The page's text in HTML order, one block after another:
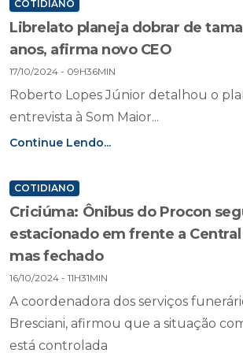
COTIDIANO
Librelato planeja dobrar de
anos, afirma novo CEO
17/10/2024 - 09H36MIN
Roberto Lopes Júnior detalhou o
entrevista à Som Maior...
Continue Lendo...
COTIDIANO
Criciúma: Ônibus do Procon
estacionado em frente a Central
mas fechado
16/10/2024 - 11H31MIN
A coordenadora dos serviços
Bresciani, afirmou que a situação
está controlada